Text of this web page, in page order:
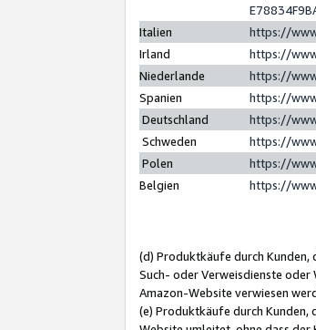
Italien
https://
Irland
https://
Niederlande
https://
Spanien
https://
Deutschland
https://
Schweden
https://
Polen
https://
Belgien
https://
(d) Produktkäufe durch Kunden,
Such- oder Verweisdienste oder
Amazon-Website verwiesen
(e) Produktkäufe durch Kunden,